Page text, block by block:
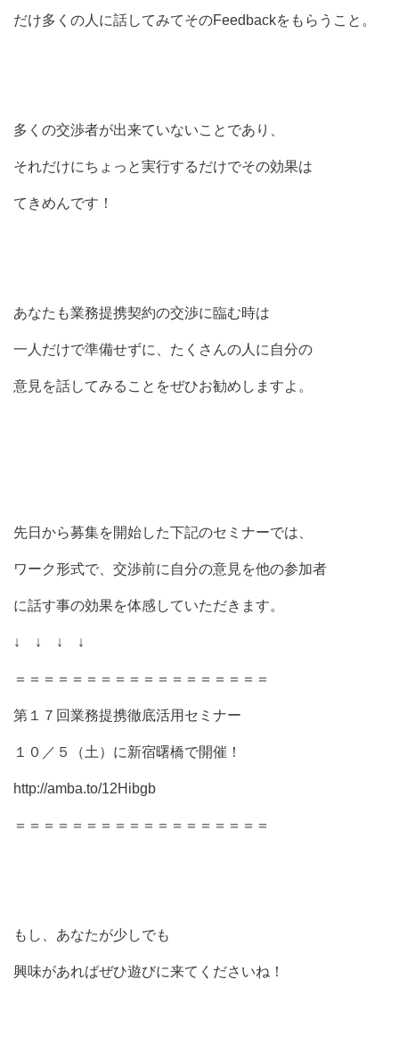
だけ多くの人に話してみてそのFeedbackをもらうこと。
多くの交渉者が出来ていないことであり、
それだけにちょっと実行するだけでその効果は
てきめんです！
あなたも業務提携契約の交渉に臨む時は
一人だけで準備せずに、たくさんの人に自分の
意見を話してみることをぜひお勧めしますよ。
先日から募集を開始した下記のセミナーでは、
ワーク形式で、交渉前に自分の意見を他の参加者
に話す事の効果を体感していただきます。
↓ ↓ ↓ ↓
＝＝＝＝＝＝＝＝＝＝＝＝＝＝＝＝＝＝
第１７回業務提携徹底活用セミナー
１０／５（土）に新宿曙橋で開催！
http://amba.to/12Hibgb
＝＝＝＝＝＝＝＝＝＝＝＝＝＝＝＝＝＝
もし、あなたが少しでも
興味があればぜひ遊びに来てくださいね！